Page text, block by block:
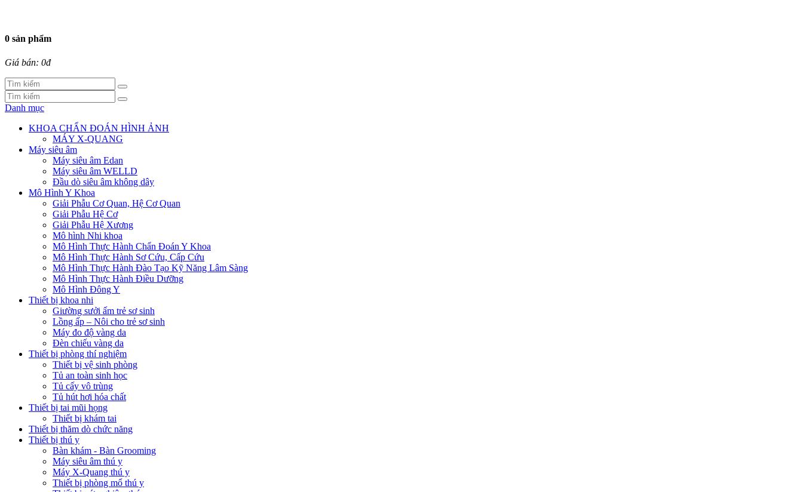
0 sản phẩm
Giá bán: 0đ
Danh mục
KHOA CHẨN ĐOÁN HÌNH ẢNH
MÁY X-QUANG
Máy siêu âm
Máy siêu âm Edan
Máy siêu âm WELLD
Đầu dò siêu âm không dây
Mô Hình Y Khoa
Giải Phẫu Cơ Quan, Hệ Cơ Quan
Giải Phẫu Hệ Cơ
Giải Phẫu Hệ Xương
Mô hình Nhi khoa
Mô Hình Thực Hành Chẩn Đoán Y Khoa
Mô Hình Thực Hành Sơ Cứu, Cấp Cứu
Mô Hình Thực Hành Đào Tạo Kỹ Năng Lâm Sàng
Mô Hình Thực Hành Điều Dưỡng
Mô Hình Đông Y
Thiết bị khoa nhi
Giường sưởi ấm trẻ sơ sinh
Lồng ấp – Nôi cho trẻ sơ sinh
Máy đo độ vàng da
Đèn chiếu vàng da
Thiết bị phòng thí nghiệm
Thiết bị vệ sinh phòng
Tủ an toàn sinh học
Tủ cấy vô trùng
Tủ hút hơi hóa chất
Thiết bị tai mũi họng
Thiết bị khám tai
Thiết bị thăm dò chức năng
Thiết bị thú y
Bàn khám - Bàn Grooming
Máy siêu âm thú y
Máy X-Quang thú y
Thiết bị phòng mổ thú y